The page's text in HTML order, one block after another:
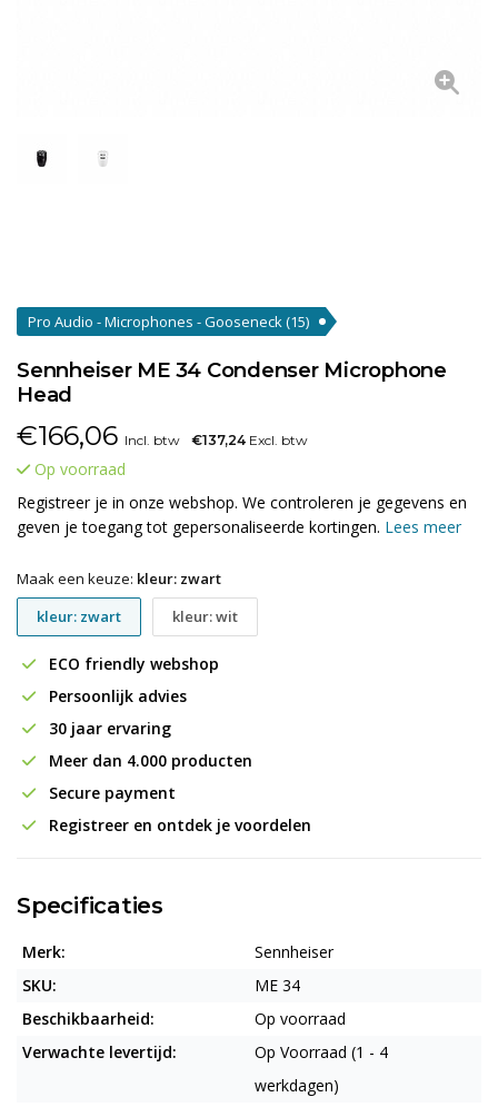
Pro Audio - Microphones - Gooseneck(15)
Sennheiser ME 34 Condenser Microphone
Head
€166,06 Incl. btw €137,24 Excl. btw
Op voorraad
Registreer je in onze webshop. We controleren je gegevens en
geven je toegang tot gepersonaliseerde kortingen. Lees meer
Maak een keuze: kleur: zwart
kleur: zwart
kleur: wit
ECO friendly webshop
Persoonlijk advies
30 jaar ervaring
Meer dan 4.000 producten
Secure payment
Registreer en ontdek je voordelen
Specificaties
Merk:
Sennheiser
SKU:
ME 34
Beschikbaarheid:
Op voorraad
Verwachte levertijd:
Op Voorraad (1 - 4
werkdagen)